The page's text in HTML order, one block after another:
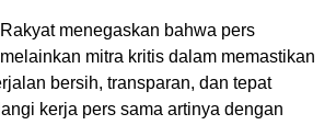
menegaskan bahwa pers
mitra kritis dalam memastikan
bersih, transparan, dan tepat
kerja pers sama artinya dengan